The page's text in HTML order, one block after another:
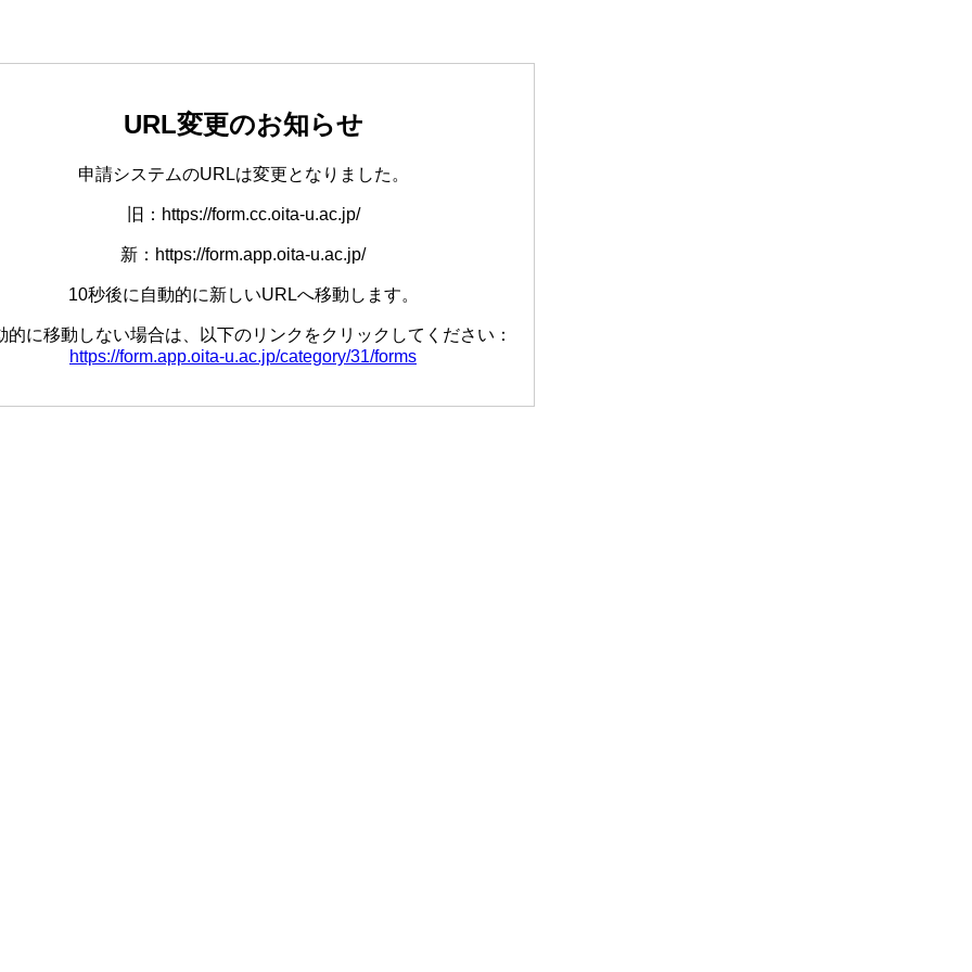
URL変更のお知らせ
申請システムのURLは変更となりました。
旧：https://form.cc.oita-u.ac.jp/
新：https://form.app.oita-u.ac.jp/
10秒後に自動的に新しいURLへ移動します。
的に移動しない場合は、以下のリンクをクリックしてください：
https://form.app.oita-u.ac.jp/category/31/forms